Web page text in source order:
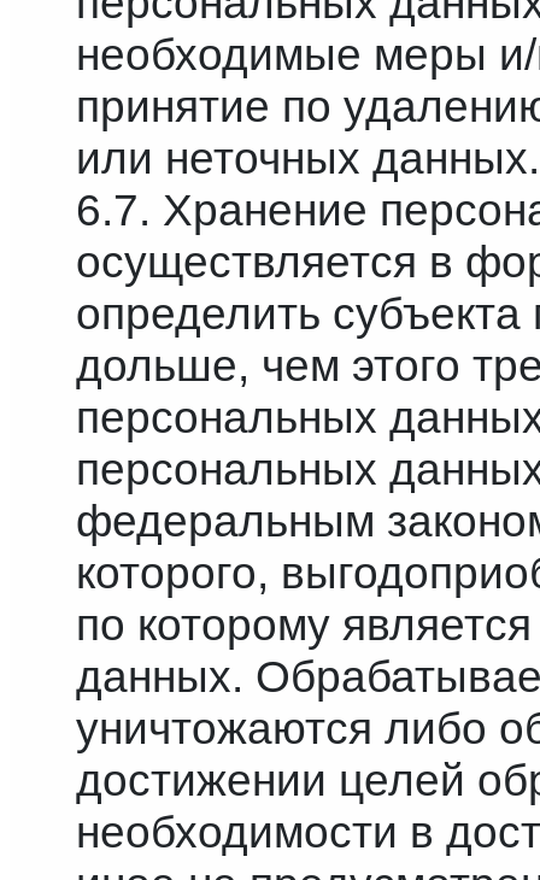
необходимые меры
принятие по
или неточных данных.
6.7. Хранение
осуществляется в
определить
дольше, чем этого
персональных
персональных
федеральным
которого,
по которому
данных.
уничтожаются либо
достижении целей
необходимости в